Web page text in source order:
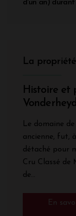
d'un an) durant
La propriété
Histoire et
Le domaine
ancienne, fut,
détaché pour
Cru Classé de
de...
En